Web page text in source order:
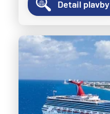
Detail plavby